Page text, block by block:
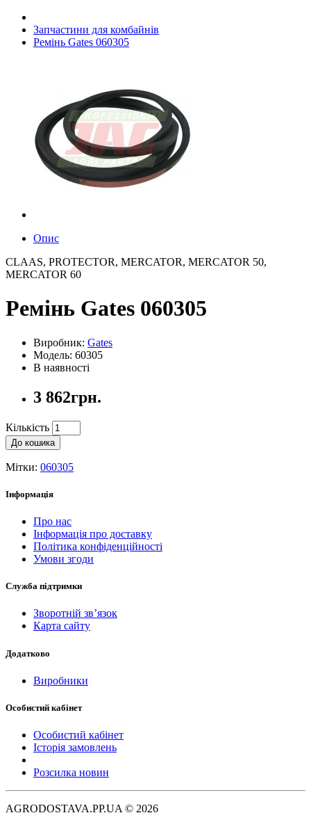
Запчастини для комбайнів
Ремінь Gates 060305
Опис
CLAAS, PROTECTOR, MERCATOR, MERCATOR 50,
MERCATOR 60
Ремінь Gates 060305
Виробник: Gates
Модель: 60305
В наявності
3 862грн.
Кількість
До кошика
Мітки: 060305
Інформація
Про нас
Інформація про доставку
Політика конфіденційності
Умови згоди
Служба підтримки
Зворотній зв’язок
Карта сайту
Додатково
Виробники
Особистий кабінет
Особистий кабінет
Історія замовлень
Розсилка новин
AGRODOSTAVA.PP.UA © 2026